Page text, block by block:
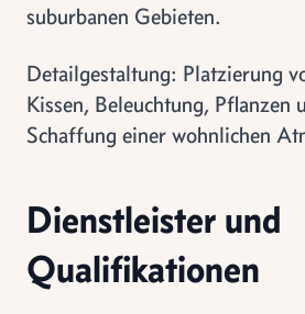
suburbanen Gebieten.
Detailgestaltung: Platzierung
Kissen, Beleuchtung, Pflanzen
Schaffung einer wohnlichen
Dienstleister und
Qualifikationen